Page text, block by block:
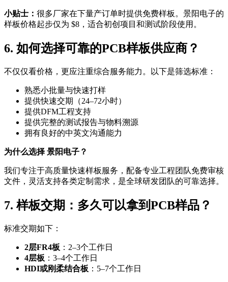
小贴士： 很多厂家在下量产订单时提供免费样板。景阳电子的
样板价格起步仅为 $8，适合初创项目和测试阶段使用。
6. 如何选择可靠的PCB样板供应商？
不仅仅看价格，更应注重综合服务能力。以下是筛选标准：
熟悉小批量与快速打样
提供快速交期（24–72小时）
提供DFM工程支持
提供完整的测试报告与物料溯源
拥有良好的中英文沟通能力
为什么选择 景阳电子？
我们专注于高质量快速样板服务，配备专业工程团队免费审核
文件，灵活支持各类定制需求，是全球研发团队的可靠选择。
7. 样板交期：多久可以拿到PCB样品？
标准交期如下：
2层FR4板 ：2–3个工作日
4层板 ：3–4个工作日
HDI或刚柔结合板 ：5–7个工作日